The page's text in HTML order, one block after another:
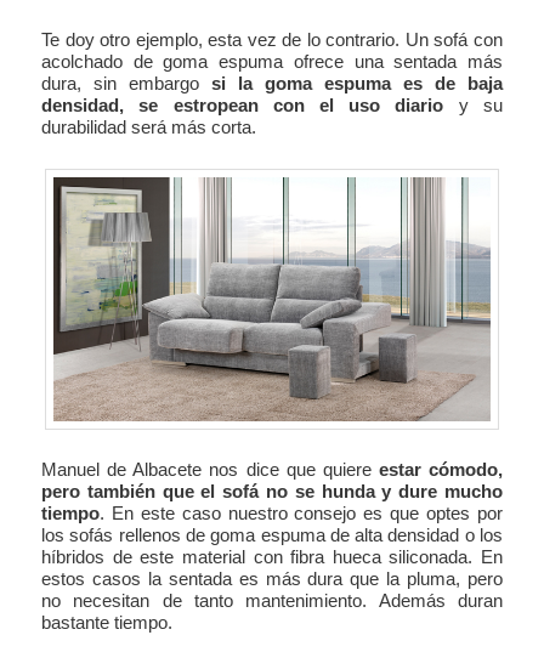
Te doy otro ejemplo, esta vez de lo contrario. Un sofá con
acolchado de goma espuma ofrece una sentada más
dura, sin embargosi la goma espuma es de baja
densidad, se estropean con el uso diario y su
durabilidad será más corta.
Manuel de Albacete nos dice que quiere estar cómodo,
pero también que el sofá no se hunda y dure mucho
tiempo. En este caso nuestro consejo es que optes por
los sofás rellenos de goma espuma de alta densidad o los
híbridos de este material con fibra hueca siliconada. En
estos casos la sentada es más dura que la pluma, pero
no necesitan de tanto mantenimiento. Además duran
bastante tiempo.